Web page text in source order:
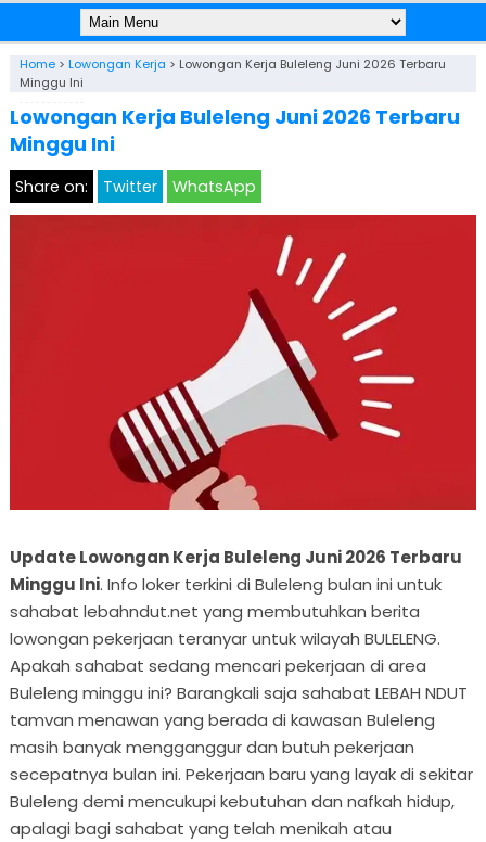
Home> Lowongan Kerja > Lowongan Kerja Buleleng Juni 2026 Terbaru
Minggu Ini
Lowongan Kerja Buleleng Juni 2026 Terbaru
Minggu Ini
Share on: Twitter WhatsApp
Update Lowongan Kerja Buleleng Juni 2026 Terbaru
Minggu Ini. Info loker terkini di Buleleng bulan ini untuk
sahabat lebahndut.net yang membutuhkan berita
lowongan pekerjaan teranyar untuk wilayah BULELENG.
Apakah sahabat sedang mencari pekerjaan di area
Buleleng minggu ini? Barangkali saja sahabat LEBAH NDUT
tamvan menawan yang berada di kawasan Buleleng
masih banyak mengganggur dan butuh pekerjaan
secepatnya bulan ini. Pekerjaan baru yang layak di sekitar
Buleleng demi mencukupi kebutuhan dan nafkah hidup,
apalagi bagi sahabat yang telah menikah atau